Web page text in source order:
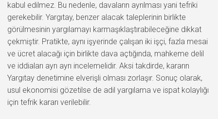
kabul edilmez. Bu nedenle, davaların ayrılması yani tefriki
gerekebilir. Yargıtay, benzer alacak taleplerinin birlikte
görülmesinin yargılamayı karmaşıklaştırabileceğine dikkat
çekmiştir. Pratikte, aynı işyerinde çalışan iki işçi, fazla mesai
ve ücret alacağı için birlikte dava açtığında, mahkeme delil
ve iddiaları ayrı ayrı incelemelidir. Aksi takdirde, kararın
Yargıtay denetimine elverişli olması zorlaşır. Sonuç olarak,
usul ekonomisi gözetilse de adil yargılama ve ispat kolaylığı
için tefrik kararı verilebilir.